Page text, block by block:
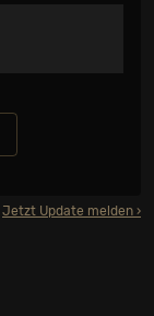
Jetzt Update melden